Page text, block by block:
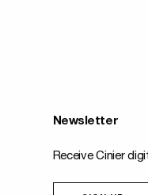
Newsletter
Receive Cinier